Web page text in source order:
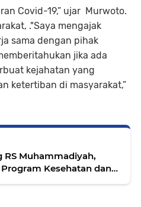
Covid-19,” ujar Murwoto.
."Saya mengajak
sama dengan pihak
jika ada
kejahatan yang
ketertiban di masyarakat,”
RS Muhammadiyah,
Kesehatan dan